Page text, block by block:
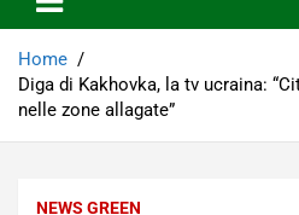
Home
Diga di Kakhovka, la tv ucraina:
nelle zone allagate”
NEWS GREEN